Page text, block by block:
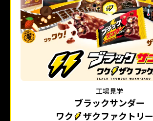
工場見学
ブラックサンダー
ワク
ザクファクトリー